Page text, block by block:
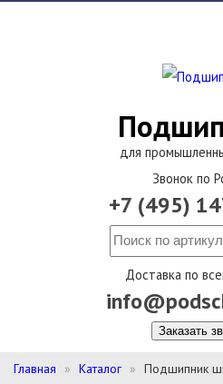
для
Звонок по
+7 (495)
Доставка по
Заказать
Главная Каталог Подшипник